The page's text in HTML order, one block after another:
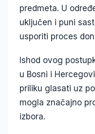
predmeta. U
uključen i puni
usporiti proces
Ishod ovog
u Bosni i
priliku glasati uz
mogla značajno
izbora.